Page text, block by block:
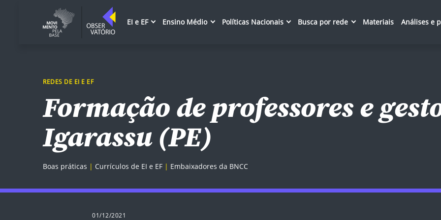
EI e EF Ensino Médio Políticas Nacionais Busca por rede Materiais Análises e
REDES DE EI E EF
Formação de professores e
Igarassu (PE)
Boas práticas Currículos de EI e EF Embaixadores da BNCC
01/12/2021